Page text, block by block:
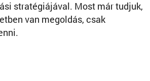
stratégiájával. Most már tudjuk,
van megoldás, csak